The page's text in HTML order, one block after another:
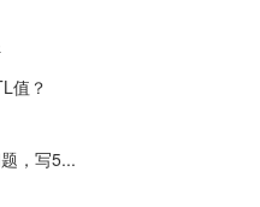
值？
，写5...